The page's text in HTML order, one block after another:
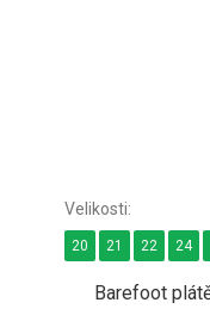
Barefoot
20 21 22 24